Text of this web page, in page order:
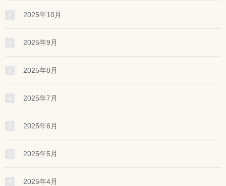
2025年10月
2025年9月
2025年8月
2025年7月
2025年6月
2025年5月
2025年4月